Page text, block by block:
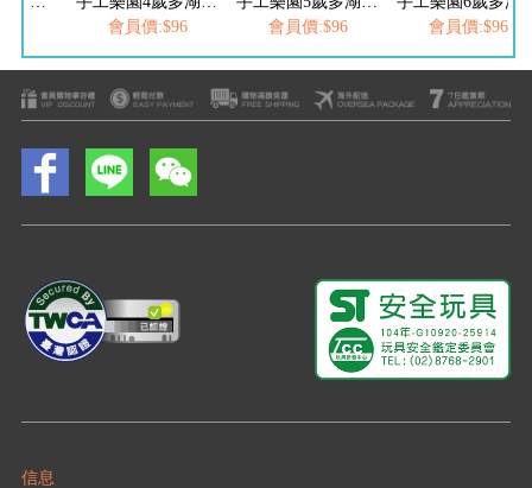
會員價:$96
會員價:$96
會員價:$96
信息